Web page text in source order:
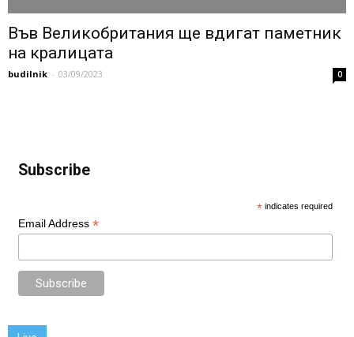
Във Великобритания ще вдигат паметник
на кралицата
budilnik - 03/09/2023 0
Subscribe
* indicates required
Email Address *